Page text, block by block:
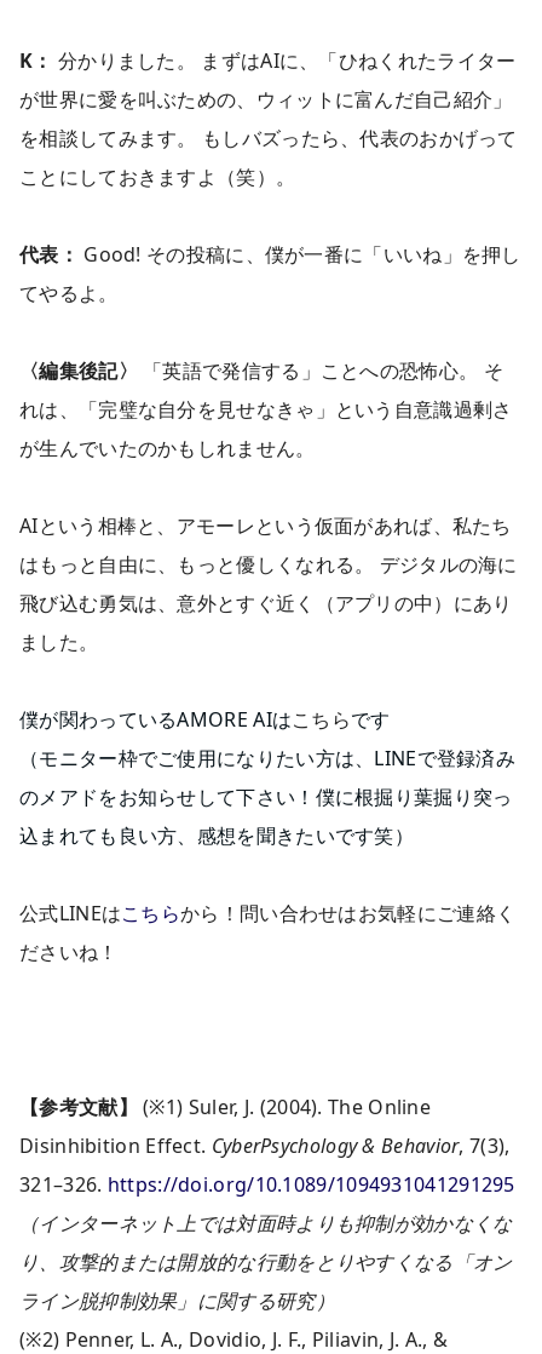
K： 分かりました。 まずはAIに、「ひねくれたライター
が世界に愛を叫ぶための、ウィットに富んだ自己紹介」
を相談してみます。 もしバズったら、代表のおかげって
ことにしておきますよ（笑）。
代表： Good! その投稿に、僕が一番に「いいね」を押し
てやるよ。
〈編集後記〉
「英語で発信する」ことへの恐怖心。 そ
れは、「完璧な自分を見せなきゃ」という自意識過剰さ
が生んでいたのかもしれません。
AIという相棒と、アモーレという仮面があれば、私たち
はもっと自由に、もっと優しくなれる。 デジタルの海に
飛び込む勇気は、意外とすぐ近く（アプリの中）にあり
ました。
僕が関わっているAMORE AIはこちらです
（モニター枠でご使用になりたい方は、LINEで登録済み
のメアドをお知らせして下さい！僕に根掘り葉掘り突っ
込まれても良い方、感想を聞きたいです笑）
公式LINEはこちらから！問い合わせはお気軽にご連絡く
ださいね！
【参考文献】 (※1) Suler, J. (2004). The Online
Disinhibition Effect. CyberPsychology & Behavior, 7(3),
321–326. https://doi.org/10.1089/1094931041291295
（インターネット上では対面時よりも抑制が効かなくな
り、攻撃的または開放的な行動をとりやすくなる「オン
ライン脱抑制効果」に関する研究）
(※2) Penner, L. A., Dovidio, J. F., Piliavin, J. A., &